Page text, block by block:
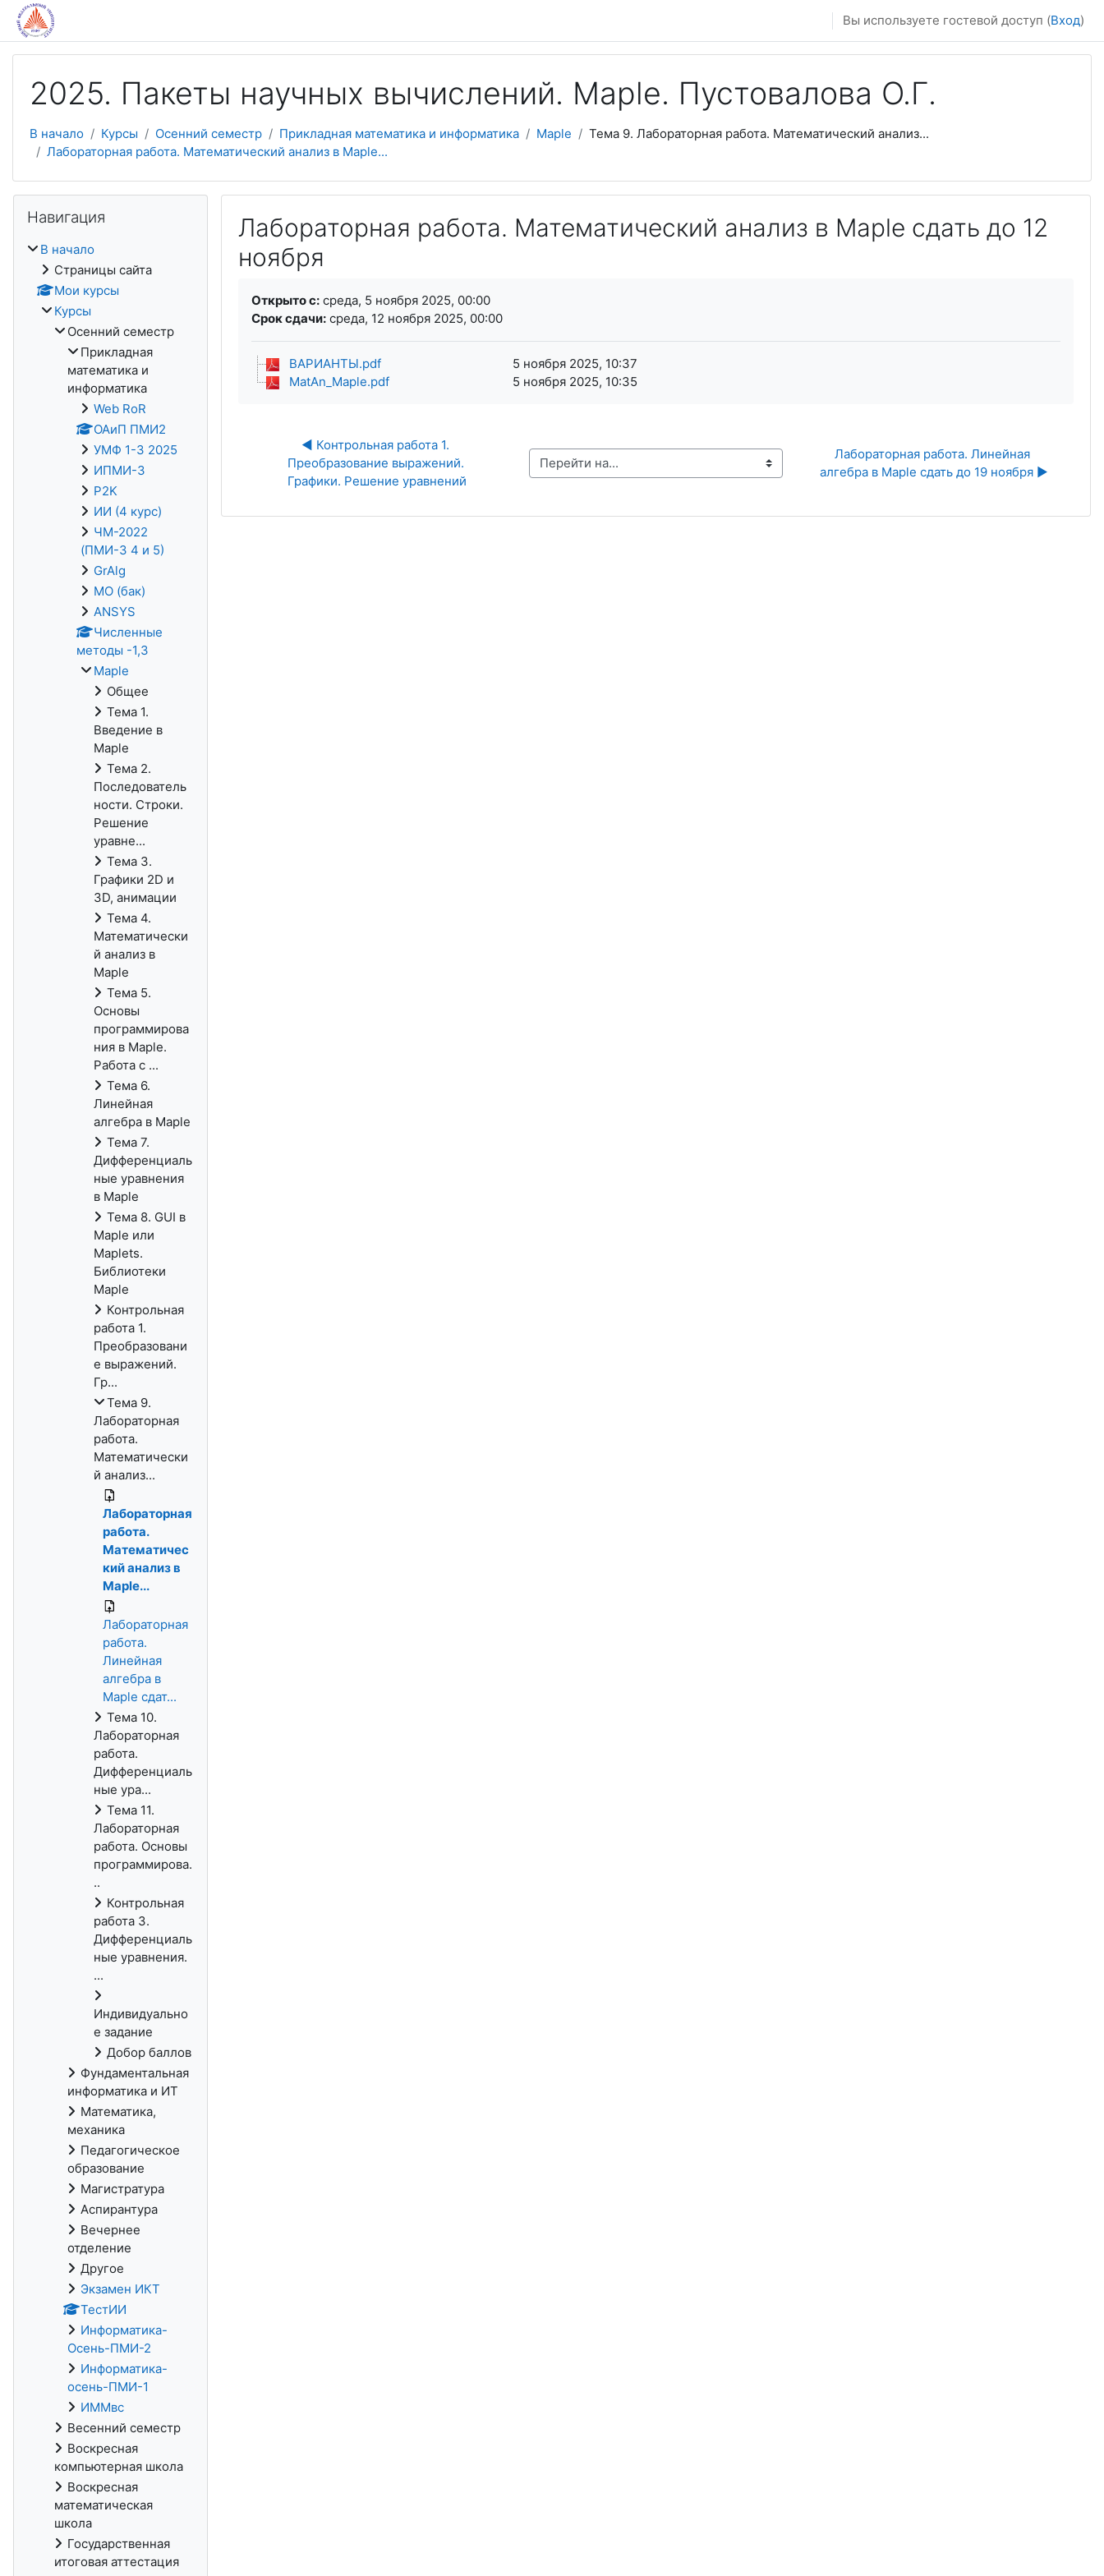
Перейти к основному содержанию
Вы используете гостевой доступ (Вход)
2025. Пакеты научных вычислений. Maple. Пустовалова О.Г.
В начало Курсы Осенний семестр Прикладная математика и информатика Maple
Тема 9. Лабораторная работа. Математический анализ...
Лабораторная работа. Математический анализ в Maple...
Лабораторная работа. Математический анализ в Maple сдать до 12
ноября
Открыто с:среда, 5 ноября 2025, 00:00
Срок сдачи:среда, 12 ноября 2025, 00:00
ВАРИАНТЫ.pdf
5 ноября 2025, 10:37
MatAn_Maple.pdf
5 ноября 2025, 10:35
◀︎ Контрольная работа 1.
Преобразование выражений.
Графики. Решение уравнений
Перейти на...
Лабораторная работа. Линейная
алгебра в Maple сдать до 19 ноября ▶︎
Навигация
В начало
Страницы сайта
Мои курсы
Курсы
Осенний семестр
Прикладная
математика и
информатика
Web RoR
ОАиП ПМИ2
УМФ 1-3 2025
ИПМИ-3
P2K
ИИ (4 курс)
ЧМ-2022
(ПМИ-3 4 и 5)
GrAlg
МО (бак)
ANSYS
Численные
методы -1,3
Maple
Общее
Тема 1.
Введение в
Maple
Тема 2.
Последователь
ности. Строки.
Решение
уравне...
Тема 3.
Графики 2D и
3D, анимации
Тема 4.
Математически
й анализ в
Maple
Тема 5.
Основы
программирова
ния в Maple.
Работа с ...
Тема 6.
Линейная
алгебра в Maple
Тема 7.
Дифференциаль
ные уравнения
в Maple
Тема 8. GUI в
Maple или
Maplets.
Библиотеки
Maple
Контрольная
работа 1.
Преобразовани
е выражений.
Гр...
Тема 9.
Лабораторная
работа.
Математически
й анализ...
Лабораторная
работа.
Математичес
кий анализ в
Maple...
Лабораторная
работа.
Линейная
алгебра в
Maple сдат...
Тема 10.
Лабораторная
работа.
Дифференциаль
ные ура...
Тема 11.
Лабораторная
работа. Основы
программирова.
..
Контрольная
работа 3.
Дифференциаль
ные уравнения.
...
Индивидуально
е задание
Добор баллов
Фундаментальная
информатика и ИТ
Математика,
механика
Педагогическое
образование
Магистратура
Аспирантура
Вечернее
отделение
Другое
Экзамен ИКТ
ТестИИ
Информатика-
Осень-ПМИ-2
Информатика-
осень-ПМИ-1
ИММвс
Весенний семестр
Воскресная
компьютерная школа
Воскресная
математическая
школа
Государственная
итоговая аттестация